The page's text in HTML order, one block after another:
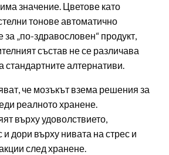
значение. Цветове като
тонове автоматично
„по-здравословен“ продукт,
състав не се различава
стандартните алтернативи.
че мозъкът взема решения за
реалното хранене.
върху удоволствието,
и дори върху нивата на стрес и
след хранене.